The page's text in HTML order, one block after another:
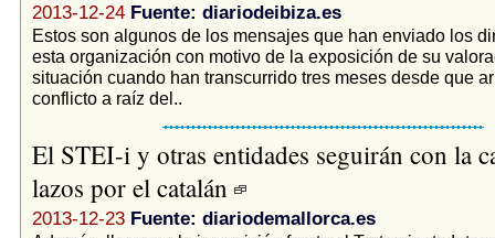
2013-12-24 Fuente: diariodeibiza.es
Estos son algunos de los mensajes que han enviado los
esta organización con motivo de la exposición de su
situación cuando han transcurrido tres meses desde que
conflicto a raíz del..
El STEI-i y otras entidades seguirán con la
lazos por el catalán
2013-12-23 Fuente: diariodemallorca.es